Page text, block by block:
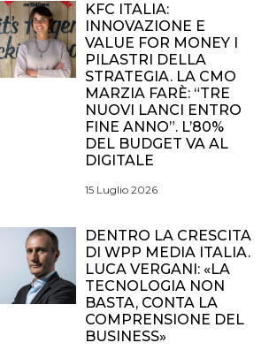
KFC ITALIA:
INNOVAZIONE E
VALUE FOR MONEY I
PILASTRI DELLA
STRATEGIA. LA CMO
MARZIA FARÈ: “TRE
NUOVI LANCI ENTRO
FINE ANNO”. L’80%
DEL BUDGET VA AL
DIGITALE
15 Luglio 2026
DENTRO LA CRESCITA
DI WPP MEDIA ITALIA.
LUCA VERGANI: «LA
TECNOLOGIA NON
BASTA, CONTA LA
COMPRENSIONE DEL
BUSINESS»